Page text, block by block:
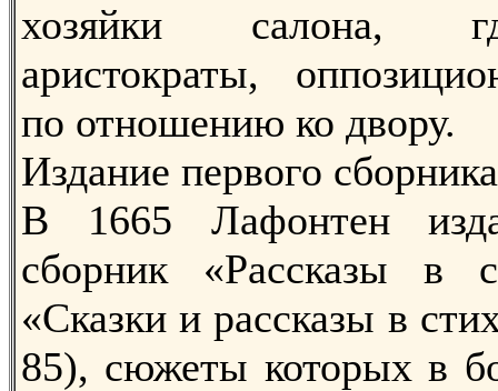
хозяйки салона,
аристократы,
по отношению ко двору.
Издание первого сборника
В 1665 Лафонтен
сборник «Рассказы в
«Сказки и рассказы в
85), сюжеты которых в